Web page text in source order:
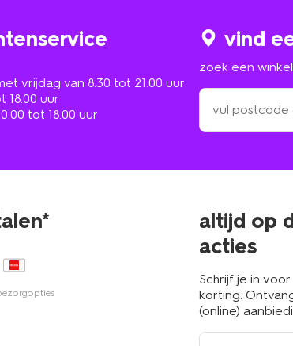
vrijdag van 8.30 tot 21.00 uur
18.00 uur
tot 18.00 uur
vind
zoek een
zoek
een
winkel
in
altijd op
acties
Schrijf je in
korting.
(online)
e-